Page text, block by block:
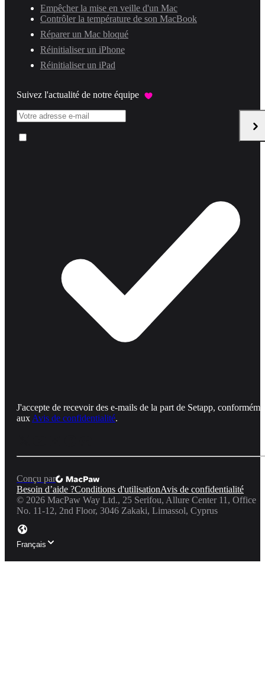
Empêcher la mise en veille d'un Mac
Contrôler la température de son MacBook
Réparer un Mac bloqué
Réinitialiser un iPhone
Réinitialiser un iPad
Suivez l'actualité de notre équipe
J'accepte de recevoir des e-mails de la part de Setapp,
aux Avis de confidentialité.
Conçu par
Besoin d’aide ?Conditions d'utilisationAvis de confidentialité
© 2026 MacPaw Way Ltd., 25 Serifou, Allure Center 11, Office
No. 11-12, 2nd Floor, 3046 Zakaki, Limassol, Cyprus
Français